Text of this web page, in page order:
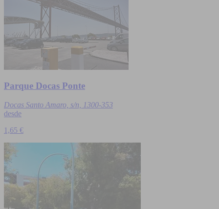
Parque Docas Ponte
Docas Santo Amaro, s/n, 1300-353
desde
1,65 €